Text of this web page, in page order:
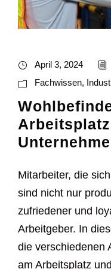
April 3, 2024
Fachwissen,
Mitarbeiter, die
sind nicht nur
zufriedener und
Arbeitgeber. In
die verschiedenen
am Arbeitsplatz